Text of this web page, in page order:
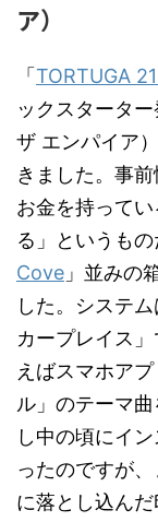
ア）
「 TORTUGA
ックスタータ
ザ エンパイア
きました。事
お金を持って
る」というも
Cove 」並みの
した。システ
カープレイス
えばスマホア
ル」のテーマ
し中の頃にイ
ったのですが
に落とし込ん